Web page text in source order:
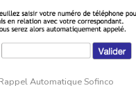
Automatique Sofinco